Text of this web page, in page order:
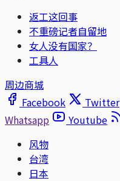
返工这回事
不重磅记者自留地
女人没有国家？
工具人
周边商城
Facebook
Twitter
Whatsapp
Youtube
风物
台湾
日本